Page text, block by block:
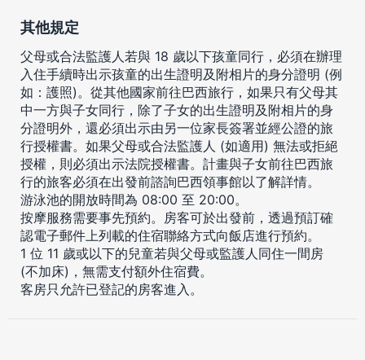
其他規定
父母或合法監護人若與 18 歲以下孩童同行，必須在辦理
入住手續時出示孩童的出生證明及附相片的身分證明 (例
如：護照)。從其他國家前往巴西旅行，如果只有父母其
中一方與子女同行，除了子女的出生證明及附相片的身
分證明外，還必須出示由另一位家長簽署並經公證的旅
行授權書。如果父母或合法監護人 (如適用) 無法或拒絕
授權，則必須出示法院授權書。計畫與子女前往巴西旅
行的旅客必須在出發前諮詢巴西領事館以了解詳情。
游泳池的開放時間為 08:00 至 20:00。
按摩服務需要事先預約。房客可於出發前，透過預訂確
認電子郵件上列載的住宿聯絡方式向飯店進行預約。
1 位 11 歲或以下的兒童若與父母或監護人同住一間房
(不加床)，無需支付額外住宿費。
客房只允許已登記的房客進入。